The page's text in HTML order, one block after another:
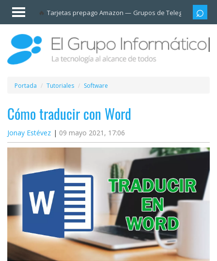
Tarjetas prepago Amazon Grupos de Telegram
Invitado
Iniciar
sesión /
Registrarse
Esenciales
Móviles
Ofertas
Apps
Redes
sociales
Plataformas
streaming
Operadores
Portada Tutoriales Software
Cómo traducir con Word
Jonay Estévez 09 mayo 2021, 17:06